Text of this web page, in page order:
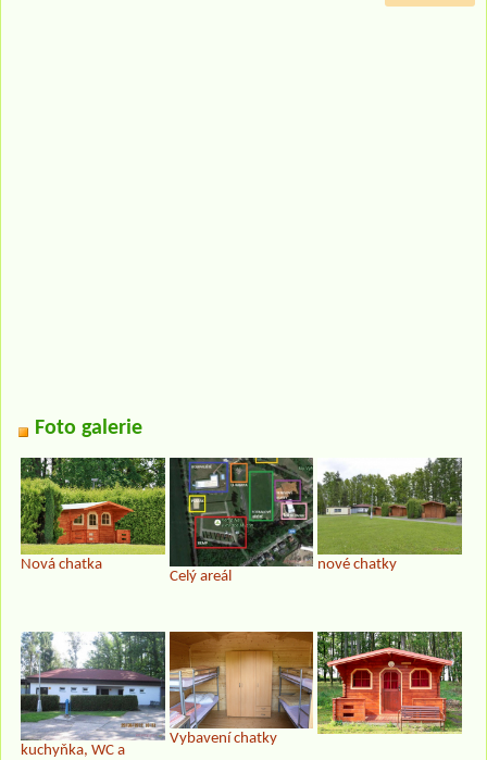
Foto galerie
Nová chatka
Celý areál
nové chatky
kuchyňka, WC a
Vybavení chatky